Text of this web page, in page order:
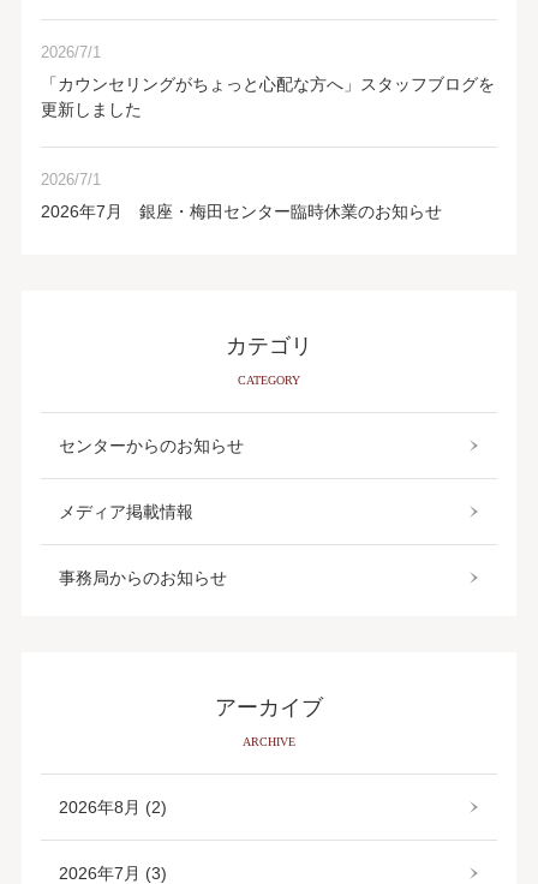
2026/7/1
「カウンセリングがちょっと心配な方へ」スタッフブログを
更新しました
2026/7/1
2026年7月 銀座・梅田センター臨時休業のお知らせ
カテゴリ
CATEGORY
センターからのお知らせ
メディア掲載情報
事務局からのお知らせ
アーカイブ
ARCHIVE
2026年8月 (2)
2026年7月 (3)